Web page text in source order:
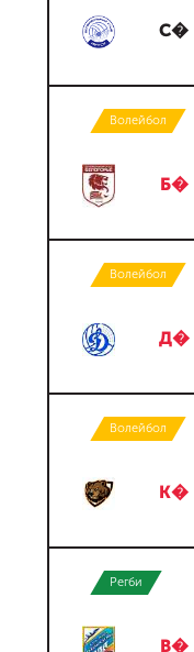
С�
Волейбол
Б�
Волейбол
Д�
Волейбол
К�
Регби
В�